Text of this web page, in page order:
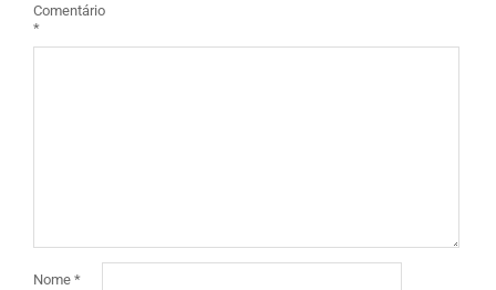
Comentário
*
Nome *